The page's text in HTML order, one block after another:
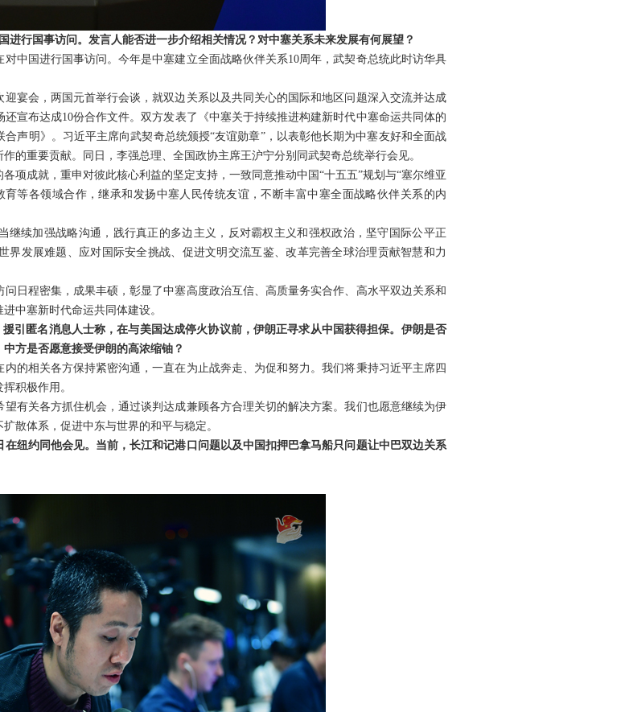
进行国事访问。发言人能否进一步介绍相关情况？对中塞关系未来发展有何展望？
中国进行国事访问。今年是中塞建立全面战略伙伴关系10周年，武契奇总统此时访华具
宴会，两国元首举行会谈，就双边关系以及共同关心的国际和地区问题深入交流并达成
宣布达成10份合作文件。双方发表了《中塞关于持续推进构建新时代中塞命运共同体的
声明》。习近平主席向武契奇总统颁授“友谊勋章”，以表彰他长期为中塞友好和全面战
的重要贡献。同日，李强总理、全国政协主席王沪宁分别同武契奇总统举行会见。
项成就，重申对彼此核心利益的坚定支持，一致同意推动中国“十五五”规划与“塞尔维亚
等各领域合作，继承和发扬中塞人民传统友谊，不断丰富中塞全面战略伙伴关系的内
继续加强战略沟通，践行真正的多边主义，反对霸权主义和强权政治，坚守国际公平正
界发展难题、应对国际安全挑战、促进文明交流互鉴、改革完善全球治理贡献智慧和力
日程密集，成果丰硕，彰显了中塞高度政治互信、高质量务实合作、高水平双边关系和
中塞新时代命运共同体建设。
引匿名消息人士称，在与美国达成停火协议前，伊朗正寻求从中国获得担保。伊朗是否
方是否愿意接受伊朗的高浓缩铀？
的相关各方保持紧密沟通，一直在为止战奔走、为促和努力。我们将秉持习近平主席四
积极作用。
有关各方抓住机会，通过谈判达成兼顾各方合理关切的解决方案。我们也愿意继续为伊
散体系，促进中东与世界的和平与稳定。
纽约同他会见。当前，长江和记港口问题以及中国扣押巴拿马船只问题让中巴双边关系